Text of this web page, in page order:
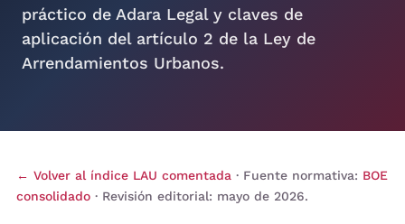
práctico de Adara Legal y claves de
aplicación del artículo 2 de la Ley de
Arrendamientos Urbanos.
← Volver al índice LAU comentada · Fuente normativa: BOE
consolidado · Revisión editorial: mayo de 2026.